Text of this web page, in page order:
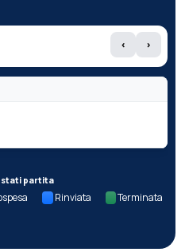
‹ ›
stati partita
Rinviata Terminata